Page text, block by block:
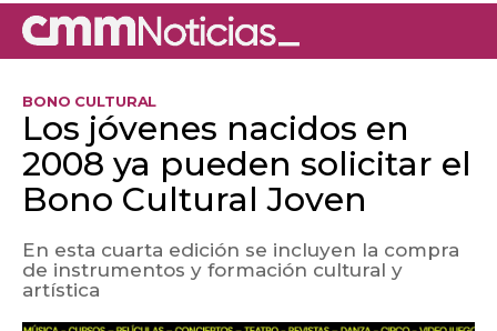
BONO CULTURAL
Los jóvenes nacidos en
2008 ya pueden solicitar el
Bono Cultural Joven
En esta cuarta edición se incluyen la compra
de instrumentos y formación cultural y
artística